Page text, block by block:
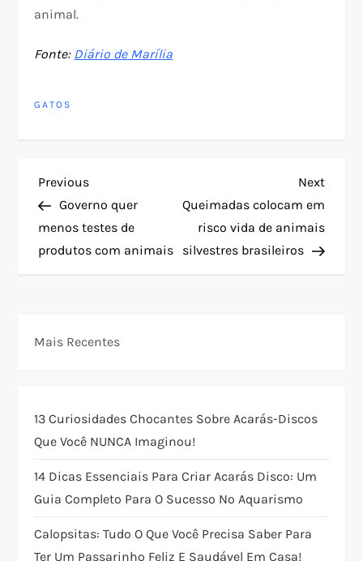
animal.
Fonte: Diário de Marília
GATOS
N
a
v
g
ç
ã
o
d
Previous
Post
Previous
Governo quer
menos testes de
produtos com animais
Next
Post
Next
Queimadas colocam em
risco vida de animais
silvestres brasileiros
Mais Recentes
13 Curiosidades Chocantes Sobre Acarás-Discos
Que Você NUNCA Imaginou!
14 Dicas Essenciais Para Criar Acarás Disco: Um
Guia Completo Para O Sucesso No Aquarismo
Calopsitas: Tudo O Que Você Precisa Saber Para
Ter Um Passarinho Feliz E Saudável Em Casa!